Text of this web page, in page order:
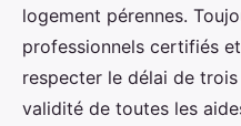
logement pérennes.
professionnels certifiés
respecter le délai de
validité de toutes les